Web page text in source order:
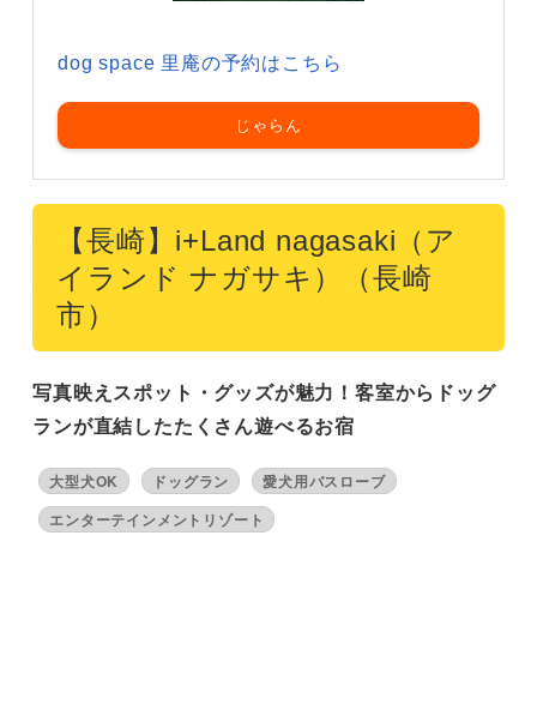
dog space 里庵の予約はこちら
じゃらん
【長崎】i+Land nagasaki（ア
イランド ナガサキ）（長崎
市）
写真映えスポット・グッズが魅力！客室からドッグ
ランが直結したたくさん遊べるお宿
大型犬OK ドッグラン
愛犬用バスローブ
エンターテインメントリゾート